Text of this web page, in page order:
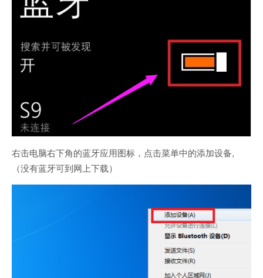
右击电脑右下角的蓝牙应用图标，点击菜单中的添加设备,
（没有蓝牙可到网上下载）